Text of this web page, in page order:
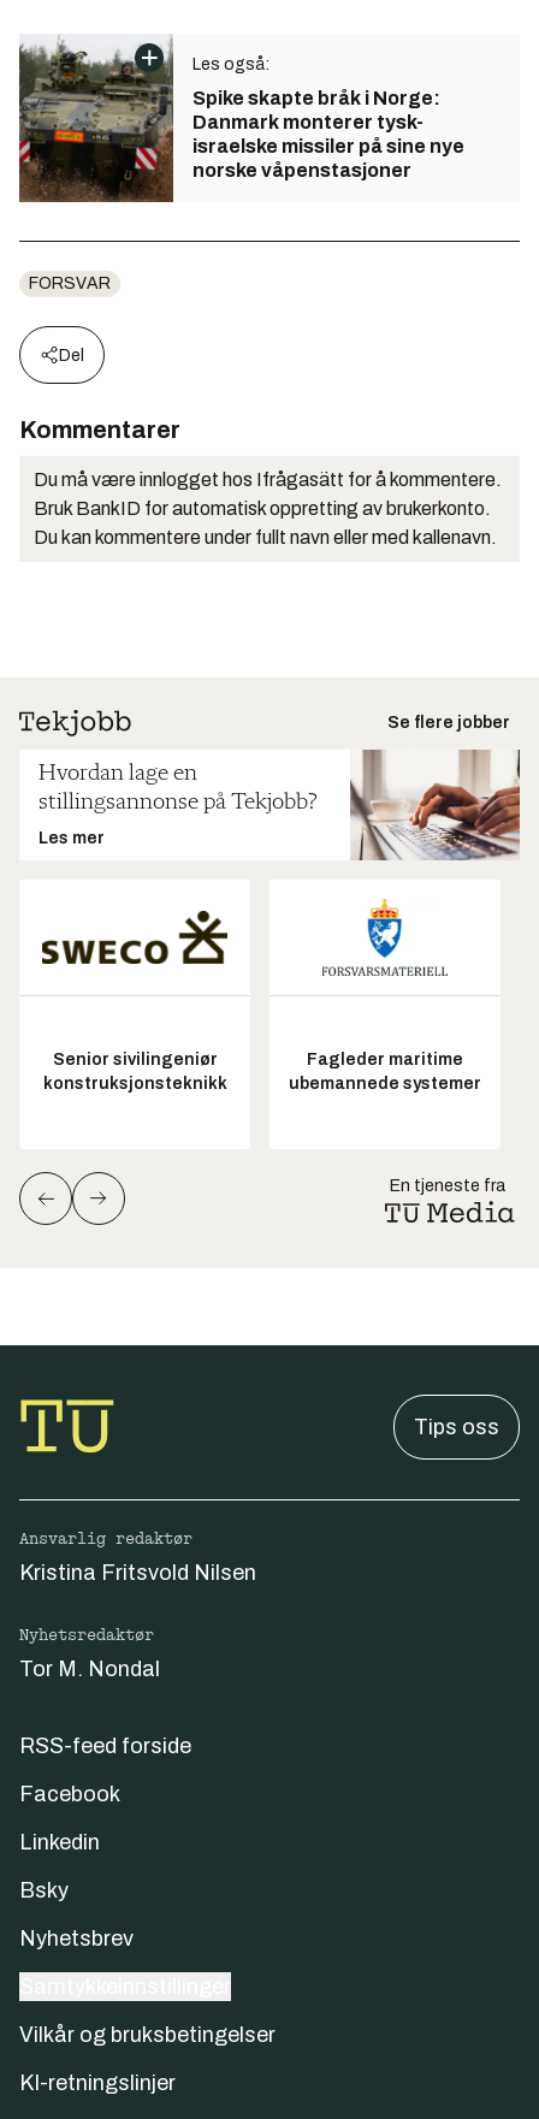
Les også:
Spike skapte bråk i Norge:
Danmark monterer tysk-
israelske missiler på sine nye
norske våpenstasjoner
FORSVAR
Del
Kommentarer
Du må være innlogget hos Ifrågasätt for å kommentere.
Bruk BankID for automatisk oppretting av brukerkonto.
Du kan kommentere under fullt navn eller med kallenavn.
Se flere jobber
Hvordan lage en
stillingsannonse på Tekjobb?
Les mer
Senior sivilingeniør
konstruksjonsteknikk
Fagleder maritime
ubemannede systemer
En tjeneste fra
Tips oss
Ansvarlig redaktør
Kristina Fritsvold Nilsen
Nyhetsredaktør
Tor M. Nondal
RSS-feed forside
Facebook
Linkedin
Bsky
Nyhetsbrev
Vilkår og bruksbetingelser
KI-retningslinjer